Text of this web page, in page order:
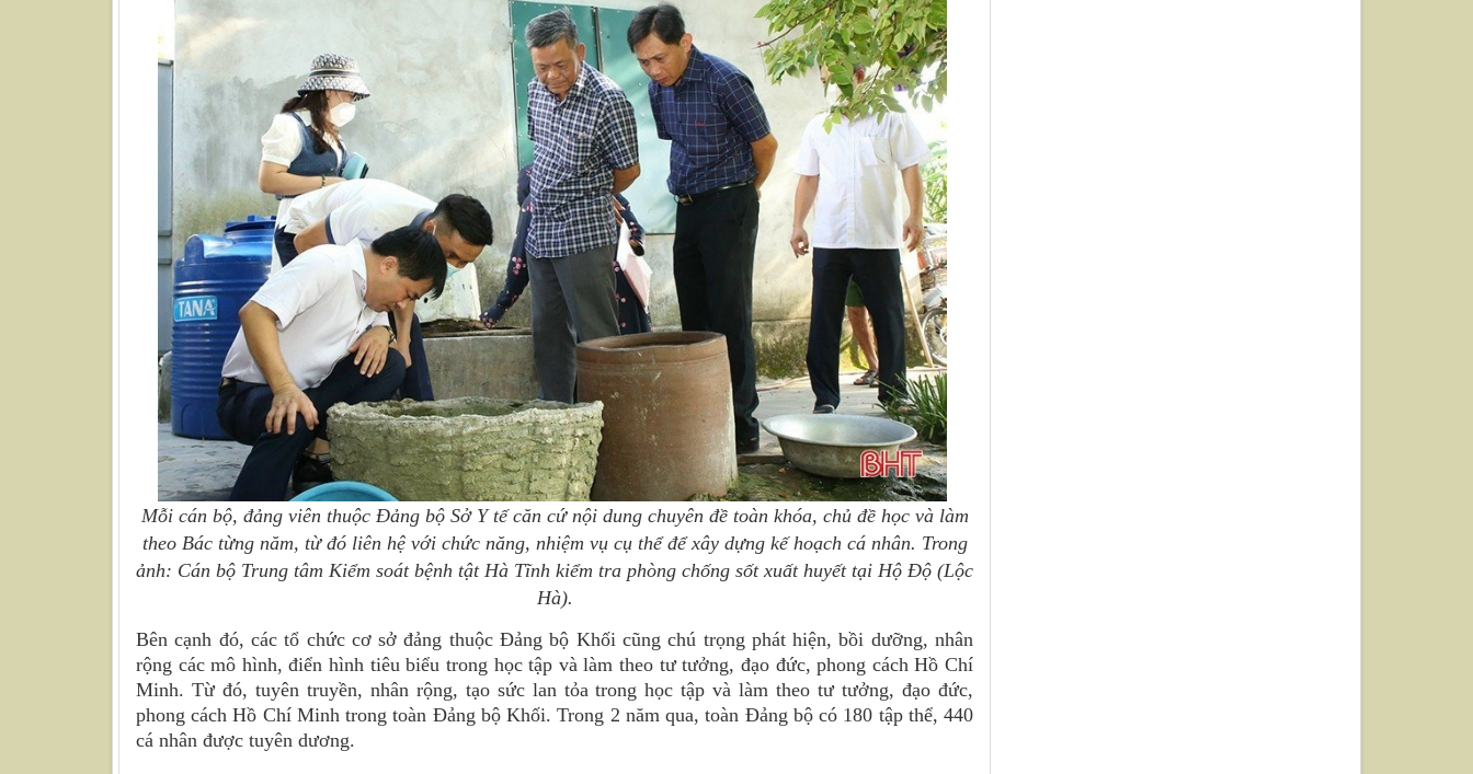
Mỗi cán bộ, đảng viên thuộc Đảng bộ Sở Y tế căn cứ nội dung chuyên đề toàn khóa, chủ đề học và làm
theo Bác từng năm, từ đó liên hệ với chức năng, nhiệm vụ cụ thể để xây dựng kế hoạch cá nhân. Trong
ảnh: Cán bộ Trung tâm Kiểm soát bệnh tật Hà Tĩnh kiểm tra phòng chống sốt xuất huyết tại Hộ Độ (Lộc
Hà).
Bên cạnh đó, các tổ chức cơ sở đảng thuộc Đảng bộ Khối cũng chú trọng phát hiện, bồi dưỡng, nhân
rộng các mô hình, điển hình tiêu biểu trong học tập và làm theo tư tưởng, đạo đức, phong cách Hồ Chí
Minh. Từ đó, tuyên truyền, nhân rộng, tạo sức lan tỏa trong học tập và làm theo tư tưởng, đạo đức,
phong cách Hồ Chí Minh trong toàn Đảng bộ Khối. Trong 2 năm qua, toàn Đảng bộ có 180 tập thể, 440
cá nhân được tuyên dương.